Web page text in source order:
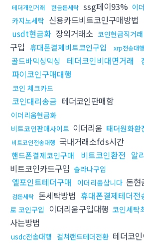
테더개인거래
현금돈세탁 ssg페이93% 이
카지노세탁 신용카드비트코인구매방법
usdt현금화 장외거래소 코인현금직거래
구입 휴대폰결제비트코인구입 xrp전송대행
골드바믹싱믹싱 테더코인비대면거래
파이코인구매대행
코인 체크카드
코인대리송금 테더코인판매함
이더리움현금화
비트코인판매사이트 이더리움 태더원화환
비트코인전송대행 국내거래소fds시간
핸드폰결제코인구매 비트코인환전 알
비트코인카드구입 솔라나구입
엘포인트테더구매 이더리움삽니다 돈현
검돈세탁 돈세탁방법 휴대폰결제테더전
로 코인구입 이더리움구입대행 코인세탁
사는방법
usdc전송대행 컬쳐랜드테더전환 테더코